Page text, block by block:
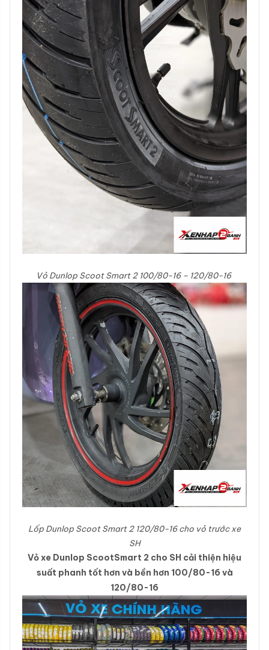
Vỏ Dunlop Scoot Smart 2 100/80-16 – 120/80-16
Lốp Dunlop Scoot Smart 2 120/80-16cho vỏ trước xe
SH
Vỏ xe Dunlop ScootSmart 2 cho SH cải thiện hiệu
suất phanh tốt hơn và bền hơn 100/80-16 và
120/80-16